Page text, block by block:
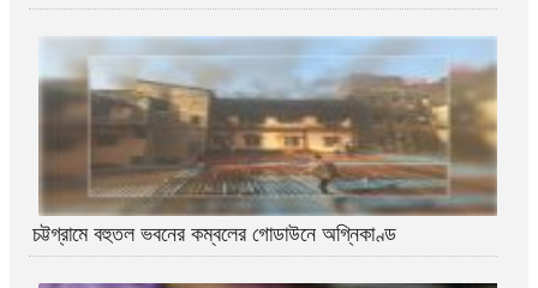
চট্টগ্রামে বহুতল ভবনের কম্বলের গোডাউনে অগ্নিকাণ্ড